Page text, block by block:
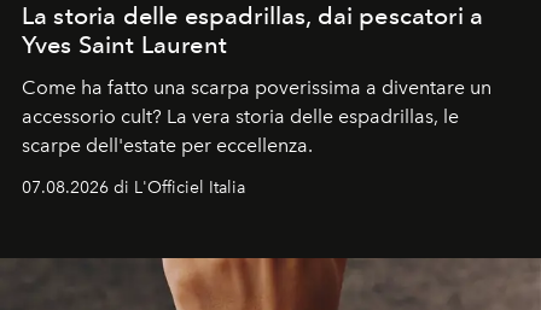
La storia delle espadrillas, dai pescatori a
Yves Saint Laurent
Come ha fatto una scarpa poverissima a diventare un
accessorio cult? La vera storia delle espadrillas, le
scarpe dell'estate per eccellenza.
07.08.2026 di L'Officiel Italia